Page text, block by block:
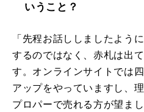
いうこと？
「先程お話ししましたよう
するのではなく、赤札は出
す。オンラインサイトでは
アップをやっていますし、
プロパーで売れる方が望ま